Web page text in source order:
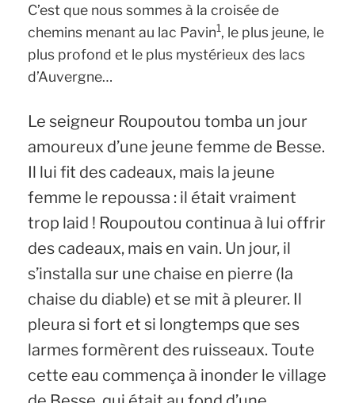
C’est que nous sommes à la croisée de
chemins menant au lac Pavin1, le plus jeune, le
plus profond et le plus mystérieux des lacs
d’Auvergne…
Le seigneur Roupoutou tomba un jour
amoureux d’une jeune femme de Besse.
Il lui fit des cadeaux, mais la jeune
femme le repoussa : il était vraiment
trop laid ! Roupoutou continua à lui offrir
des cadeaux, mais en vain. Un jour, il
s’installa sur une chaise en pierre (la
chaise du diable) et se mit à pleurer. Il
pleura si fort et si longtemps que ses
larmes formèrent des ruisseaux. Toute
cette eau commença à inonder le village